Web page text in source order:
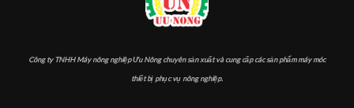
Công ty TNHH Máy nông nghiệp Ưu Nông chuyên sản xuất và cung cấp các sản phẩm máy móc
thiết bị phục vụ nông nghiệp.